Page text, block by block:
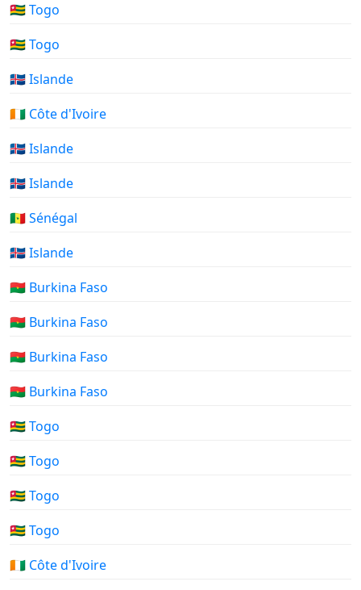
🇹🇬 Togo
🇹🇬 Togo
🇮🇸 Islande
🇨🇮 Côte d'Ivoire
🇮🇸 Islande
🇮🇸 Islande
🇸🇳 Sénégal
🇮🇸 Islande
🇧🇫 Burkina Faso
🇧🇫 Burkina Faso
🇧🇫 Burkina Faso
🇧🇫 Burkina Faso
🇹🇬 Togo
🇹🇬 Togo
🇹🇬 Togo
🇹🇬 Togo
🇨🇮 Côte d'Ivoire